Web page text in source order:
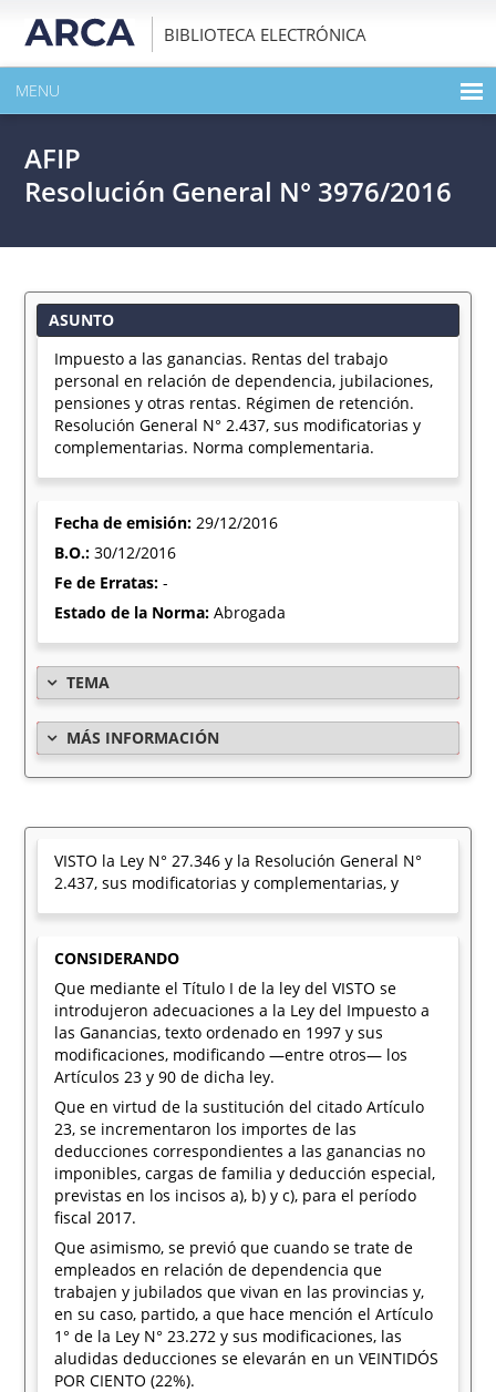
BIBLIOTECA ELECTRÓNICA
MENU
EXPANDIR TODO EL CONTENIDO DE LA PUBLICACIÓN
AFIP
Resolución General N° 3976/2016
ASUNTO
Impuesto a las ganancias. Rentas del trabajo
personal en relación de dependencia, jubilaciones,
pensiones y otras rentas. Régimen de retención.
Resolución General N° 2.437, sus modificatorias y
complementarias. Norma complementaria.
Fecha de emisión:29/12/2016
B.O.:30/12/2016
Fe de Erratas:-
Estado de la Norma:Abrogada
TEMA
MÁS INFORMACIÓN
VISTO la Ley N° 27.346 y la Resolución General N°
2.437, sus modificatorias y complementarias, y
CONSIDERANDO
Que mediante el Título I de la ley del VISTO se
introdujeron adecuaciones a la Ley del Impuesto a
las Ganancias, texto ordenado en 1997 y sus
modificaciones, modificando —entre otros— los
Artículos 23 y 90 de dicha ley.
Que en virtud de la sustitución del citado Artículo
23, se incrementaron los importes de las
deducciones correspondientes a las ganancias no
imponibles, cargas de familia y deducción especial,
previstas en los incisos a), b) y c), para el período
fiscal 2017.
Que asimismo, se previó que cuando se trate de
empleados en relación de dependencia que
trabajen y jubilados que vivan en las provincias y,
en su caso, partido, a que hace mención el Artículo
1° de la Ley N° 23.272 y sus modificaciones, las
aludidas deducciones se elevarán en un VEINTIDÓS
POR CIENTO (22%).